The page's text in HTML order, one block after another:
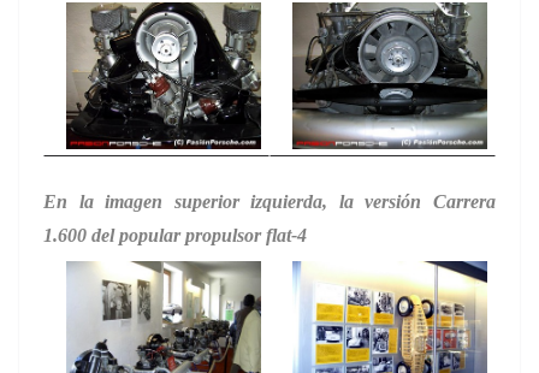
En la imagen superior izquierda, la versión Carrera
1.600 del popular propulsor flat-4